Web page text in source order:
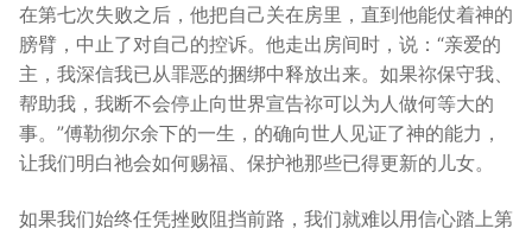
在第七次失败之后，他把自己关在房里，直到他能仗着神的
膀臂，中止了对自己的控诉。他走出房间时，说：“亲爱的
主，我深信我已从罪恶的捆绑中释放出来。如果祢保守我、
帮助我，我断不会停止向世界宣告祢可以为人做何等大的
事。”傅勒彻尔余下的一生，的确向世人见证了神的能力，
让我们明白祂会如何赐福、保护祂那些已得更新的儿女。
如果我们始终任凭挫败阻挡前路，我们就难以用信心踏上第